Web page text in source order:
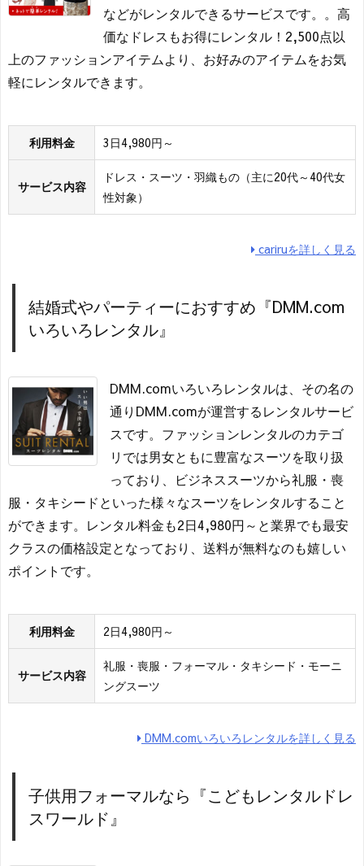
などがレンタルできるサービスです。。高
価なドレスもお得にレンタル！2,500点以
上のファッションアイテムより、お好みのアイテムをお気
軽にレンタルできます。
利用料金 3日4,980円～
サービス内容
ドレス・スーツ・羽織もの（主に20代～40代女
性対象）
cariruを詳しく見る
結婚式やパーティーにおすすめ『DMM.com
いろいろレンタル』
DMM.comいろいろレンタルは、その名の
通りDMM.comが運営するレンタルサービ
スです。ファッションレンタルのカテゴ
リでは男女ともに豊富なスーツを取り扱
っており、ビジネススーツから礼服・喪
服・タキシードといった様々なスーツをレンタルすること
ができます。レンタル料金も2日4,980円～と業界でも最安
クラスの価格設定となっており、送料が無料なのも嬉しい
ポイントです。
利用料金 2日4,980円～
サービス内容
礼服・喪服・フォーマル・タキシード・モーニ
ングスーツ
DMM.comいろいろレンタルを詳しく見る
子供用フォーマルなら『こどもレンタルドレ
スワールド』